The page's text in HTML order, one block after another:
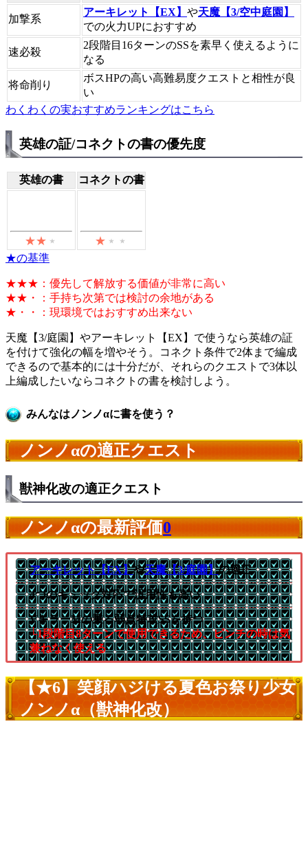
加撃系
アーキレット【EX】 や天魔【3/空中庭園】
での火力UPにおすすめ
速必殺
2段階目16ターンのSSを素早く使えるように
なる
将命削り
ボスHPの高い高難易度クエストと相性が良
い
わくわくの実おすすめランキングはこちら
英雄の証/コネクトの書の優先度
英雄の書 コネクトの書
★の基準
★★★：優先して解放する価値が非常に高い
★★・：手持ち次第では検討の余地がある
★・・：現環境ではおすすめ出来ない
天魔【3/庭園】やアーキレット【EX】で使うなら英雄の証
を付けて強化の幅を増やそう。コネクト条件で2体まで編成
できるので基本的には十分だが、それらのクエストで3体以
上編成したいならコネクトの書を検討しよう。
みんなはノンノαに書を使う？
ノンノαの適正クエスト
獣神化改の適正クエスト
ノンノαの最新評価0
アーキレット【EX】や天魔【3/庭園】の適正
4つのギミック対応で汎用性も高い
VキラーMの乗る弱点特攻SSを持つ
└1段階目8ターンで使用できるため、ピンチの時は気
兼ねなく使える
【★6】笑顔ハジける夏色お祭り少女
ノンノα（獣神化改）